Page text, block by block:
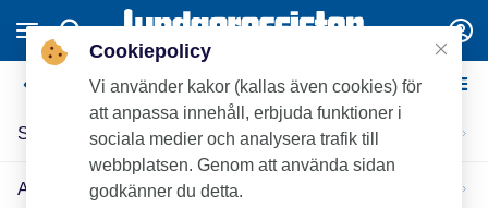
Svarta Rördelar
Smidda
Aducerade
Cookiepolicy
Vi använder kakor (kallas även cookies) för
att anpassa innehåll, erbjuda funktioner i
sociala medier och analysera trafik till
webbplatsen. Genom att använda sidan
godkänner du detta.